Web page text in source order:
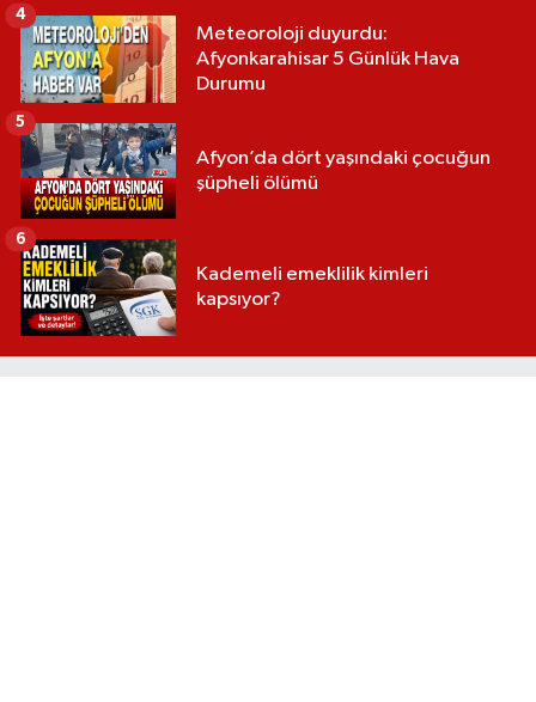
Meteoroloji duyurdu:
Afyonkarahisar 5 Günlük Hava
Durumu
4
Afyon’da dört yaşındaki çocuğun
şüpheli ölümü
5
Kademeli emeklilik kimleri
kapsıyor?
6